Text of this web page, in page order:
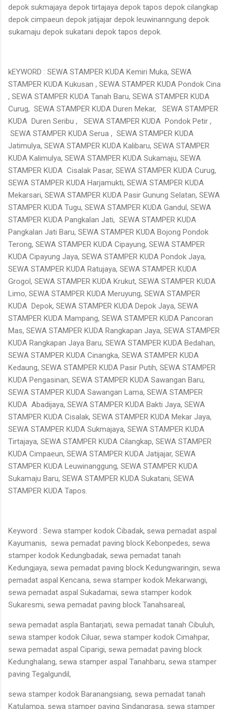
depok sukmajaya depok tirtajaya depok tapos depok cilangkap
depok cimpaeun depok jatijajar depok leuwinanngung depok
sukamaju depok sukatani depok tapos depok.
kEYWORD : SEWA STAMPER KUDA Kemiri Muka, SEWA
STAMPER KUDA Kukusan , SEWA STAMPER KUDA Pondok Cina
, SEWA STAMPER KUDA Tanah Baru, SEWA STAMPER KUDA
Curug, SEWA STAMPER KUDA Duren Mekar, SEWA STAMPER
KUDA Duren Seribu , SEWA STAMPER KUDA Pondok Petir ,
SEWA STAMPER KUDA Serua , SEWA STAMPER KUDA
Jatimulya, SEWA STAMPER KUDA Kalibaru, SEWA STAMPER
KUDA Kalimulya, SEWA STAMPER KUDA Sukamaju, SEWA
STAMPER KUDA Cisalak Pasar, SEWA STAMPER KUDA Curug,
SEWA STAMPER KUDA Harjamukti, SEWA STAMPER KUDA
Mekarsari, SEWA STAMPER KUDA Pasir Gunung Selatan, SEWA
STAMPER KUDA Tugu, SEWA STAMPER KUDA Gandul, SEWA
STAMPER KUDA Pangkalan Jati, SEWA STAMPER KUDA
Pangkalan Jati Baru, SEWA STAMPER KUDA Bojong Pondok
Terong, SEWA STAMPER KUDA Cipayung, SEWA STAMPER
KUDA Cipayung Jaya, SEWA STAMPER KUDA Pondok Jaya,
SEWA STAMPER KUDA Ratujaya, SEWA STAMPER KUDA
Grogol, SEWA STAMPER KUDA Krukut, SEWA STAMPER KUDA
Limo, SEWA STAMPER KUDA Meruyung, SEWA STAMPER
KUDA Depok, SEWA STAMPER KUDA Depok Jaya, SEWA
STAMPER KUDA Mampang, SEWA STAMPER KUDA Pancoran
Mas, SEWA STAMPER KUDA Rangkapan Jaya, SEWA STAMPER
KUDA Rangkapan Jaya Baru, SEWA STAMPER KUDA Bedahan,
SEWA STAMPER KUDA Cinangka, SEWA STAMPER KUDA
Kedaung, SEWA STAMPER KUDA Pasir Putih, SEWA STAMPER
KUDA Pengasinan, SEWA STAMPER KUDA Sawangan Baru,
SEWA STAMPER KUDA Sawangan Lama, SEWA STAMPER
KUDA Abadijaya, SEWA STAMPER KUDA Bakti Jaya, SEWA
STAMPER KUDA Cisalak, SEWA STAMPER KUDA Mekar Jaya,
SEWA STAMPER KUDA Sukmajaya, SEWA STAMPER KUDA
Tirtajaya, SEWA STAMPER KUDA Cilangkap, SEWA STAMPER
KUDA Cimpaeun, SEWA STAMPER KUDA Jatijajar, SEWA
STAMPER KUDA Leuwinanggung, SEWA STAMPER KUDA
Sukamaju Baru, SEWA STAMPER KUDA Sukatani, SEWA
STAMPER KUDA Tapos.
Keyword : Sewa stamper kodok Cibadak, sewa pemadat aspal
Kayumanis, sewa pemadat paving block Kebonpedes, sewa
stamper kodok Kedungbadak, sewa pemadat tanah
Kedungjaya, sewa pemadat paving block Kedungwaringin, sewa
pemadat aspal Kencana, sewa stamper kodok Mekarwangi,
sewa pemadat aspal Sukadamai, sewa stamper kodok
Sukaresmi, sewa pemadat paving block Tanahsareal,
sewa pemadat aspla Bantarjati, sewa pemadat tanah Cibuluh,
sewa stamper kodok Ciluar, sewa stamper kodok Cimahpar,
sewa pemadat aspal Ciparigi, sewa pemadat paving block
Kedunghalang, sewa stamper aspal Tanahbaru, sewa stamper
paving Tegalgundil,
sewa stamper kodok Baranangsiang, sewa pemadat tanah
Katulampa, sewa stamper paving Sindangrasa, sewa stamper